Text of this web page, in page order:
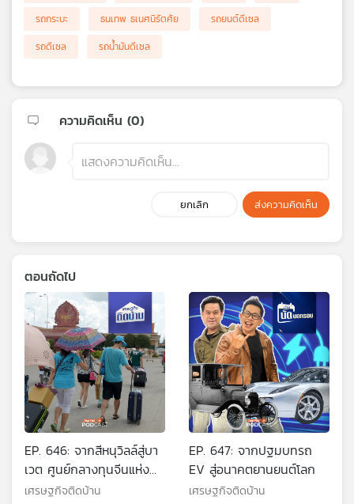
รถกระบะ
ธนเทพ ธเนศนิรัตศัย
รถยนต์ดีเซล
รถดีเซล
รถน้ำมันดีเซล
ความคิดเห็น (0)
ยกเลิก ส่งความคิดเห็น
ตอนถัดไป
EP. 646: จากสีหนุวิลล์สู่บา
เวต ศูนย์กลางทุนจีนแห่ง
ใหม่ของกัมพูชา
เศรษฐกิจติดบ้าน
EP. 647: จากปฐมบทรถ
EV สู่อนาคตยานยนต์โลก
เศรษฐกิจติดบ้าน